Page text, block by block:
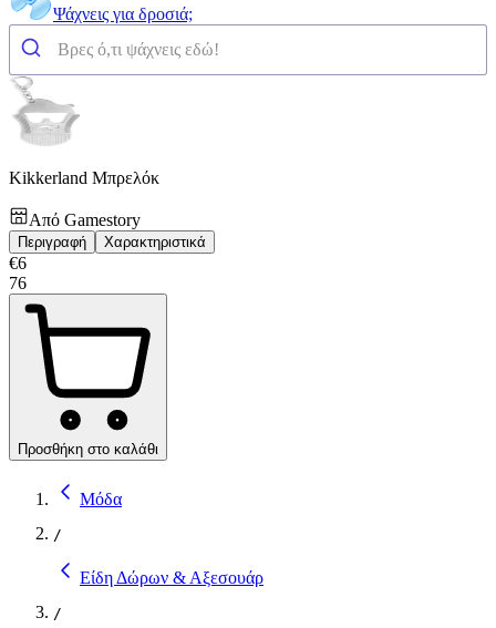
Ψάχνεις για δροσιά;
Kikkerland Μπρελόκ
Από Gamestory
Περιγραφή Χαρακτηριστικά
€6
76
Προσθήκη στο καλάθι
Μόδα
/
Είδη Δώρων & Αξεσουάρ
/